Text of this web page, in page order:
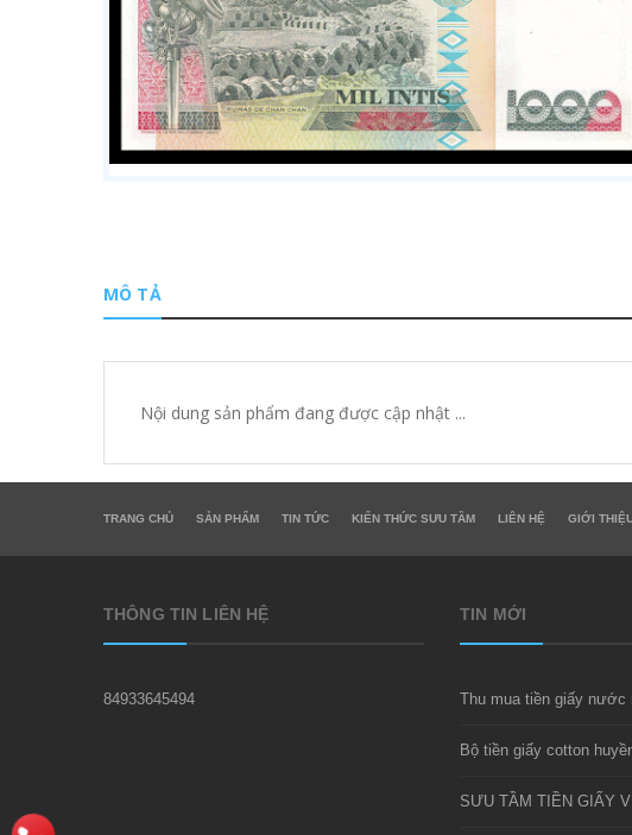
MÔ TẢ
Nội dung sản phẩm đang được cập nhật ...
TRANG CHỦ SẢN PHẨM TIN TỨC KIẾN THỨC SƯU TẦM LIÊN HỆ GIỚI
THÔNG TIN LIÊN HỆ
84933645494
TIN MỚI